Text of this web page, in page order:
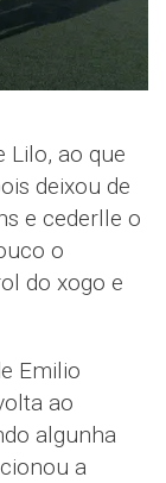
Lilo, ao que
deixou de
e cederlle o
o
do xogo e
Emilio
ao
algunha
a